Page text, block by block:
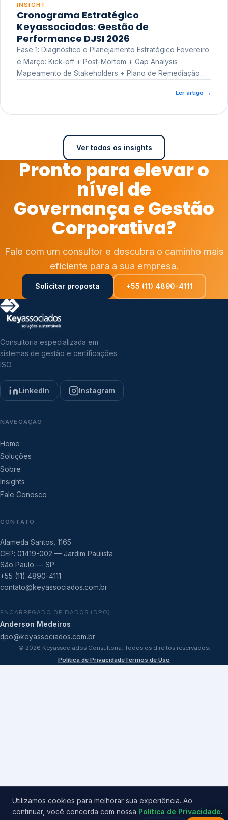
INSIGHT
Cronograma Estratégico
Keyassociados: Gestão de
Performance DJSI 2026
Fase 1: Diagnóstico e Planejamento Estratégico Fevereiro
e Março: Kick-off + Post-Mortem + Gap Analysis
Mapeamento de Stakeholders + Plano de Remediação
Ler artigo →
Ver todos os insights
Pronto para elevar o
nível de
Governança e Gestão
Corporativa?
Fale com um consultor e descubra o caminho mais
eficiente para a sua empresa.
Solicitar proposta +55 (11) 4890-4111
Consultoria especializada em
sistemas de gestão e certificações
ISO.
LinkedIn Instagram
NAVEGAÇÃO
Home
Soluções
Sobre
Insights
Fale Conosco
CONTATO
Alameda Santos, 1165
CEP: 01419-002 — Jardim Paulista
São Paulo — SP
+55 (11) 4890-4111
contato@keyassociados.com.br
ENCARREGADO DE DADOS (DPO)
Anderson Medeiros
dpo@keyassociados.com.br
© 2026 Keyassociados Consultoria. Todos os direitos reservados.
Política de PrivacidadeTermos de Uso
Utilizamos cookies para melhorar sua experiência. Ao
continuar, você concorda com nossa Política de Privacidade.